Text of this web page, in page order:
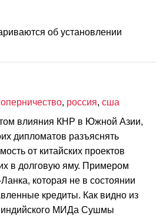
об установлении
, россия, сша
влияния КНР в Южной Азии,
дипломатов разъяснять
от китайских проектов
в долговую яму. Примером
которая не в состоянии
кредиты. Как видно из
индийского МИДа Сушмы